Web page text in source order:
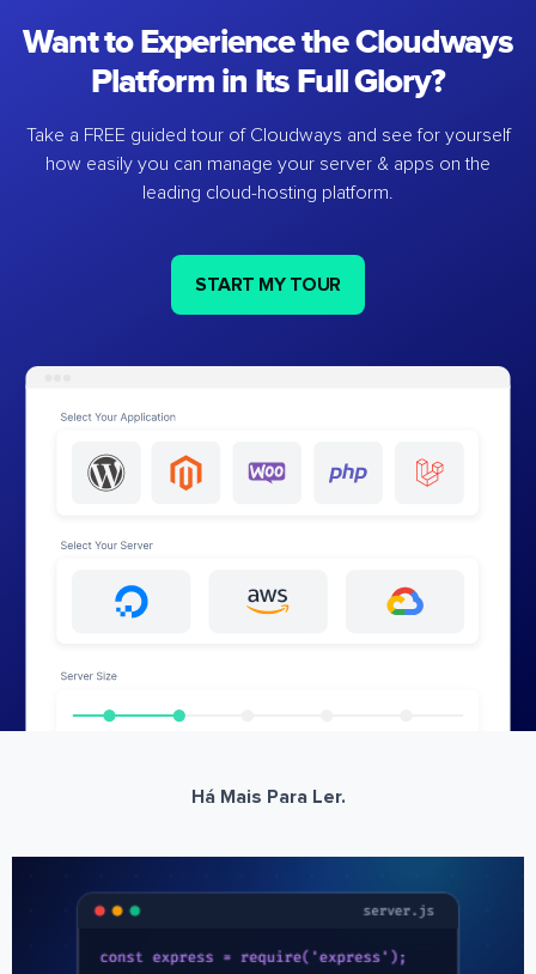
Want to Experience the Cloudways
Platform in Its Full Glory?
Take a FREE guided tour of Cloudways and see for yourself
how easily you can manage your server & apps on the
leading cloud-hosting platform.
START MY TOUR
Há Mais Para Ler.